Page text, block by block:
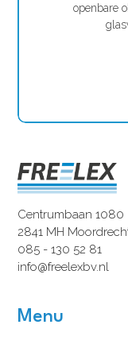
openbare
Centrumbaan 1080
2841 MH
085 - 130 52 81
info@freelexbv.nl
Menu